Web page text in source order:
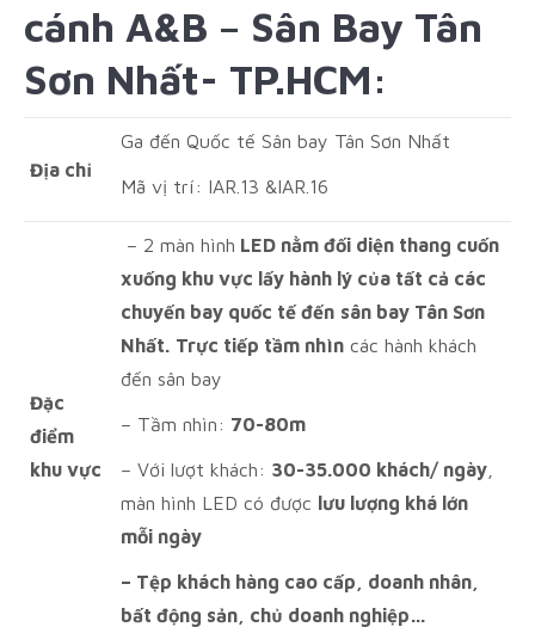
cánh A&B – Sân Bay Tân
Sơn Nhất- TP.HCM:
Địa chỉ
Ga đến Quốc tế Sân bay Tân Sơn Nhất
Mã vị trí: IAR.13 &IAR.16
Đặc
điểm
khu vực
– 2 màn hình LED nằm đối diện thang cuốn
xuống khu vực lấy hành lý của tất cả các
chuyến bay quốc tế đến sân bay Tân Sơn
Nhất. Trực tiếp tầm nhìn các hành khách
đến sân bay
– Tầm nhìn: 70-80m
– Với lượt khách: 30-35.000 khách/ ngày
màn hình LED có được lưu lượng khá lớn
mỗi ngày
– Tệp khách hàng cao cấp, doanh nhân,
bất động sản, chủ doanh nghiệp…